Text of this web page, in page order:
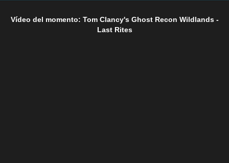
Vídeo del momento: Tom Clancy's Ghost Recon Wildlands -
Last Rites